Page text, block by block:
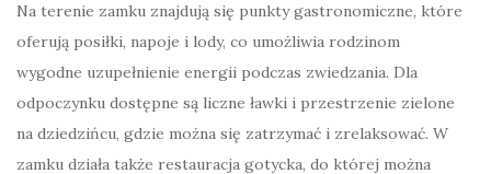
Na terenie zamku znajdują się punkty gastronomiczne, które
oferują posiłki, napoje i lody, co umożliwia rodzinom
wygodne uzupełnienie energii podczas zwiedzania. Dla
odpoczynku dostępne są liczne ławki i przestrzenie zielone
na dziedzińcu, gdzie można się zatrzymać i zrelaksować. W
zamku działa także restauracja gotycka, do której można